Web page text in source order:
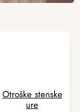
Otroške stenske
ure